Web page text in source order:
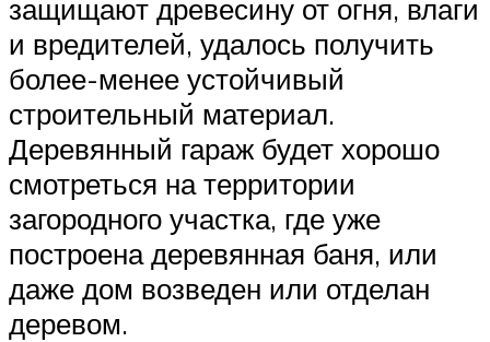
защищают древесину от огня, влаги
и вредителей, удалось получить
более-менее устойчивый
строительный материал.
Деревянный гараж будет хорошо
смотреться на территории
загородного участка, где уже
построена деревянная баня, или
даже дом возведен или отделан
деревом.